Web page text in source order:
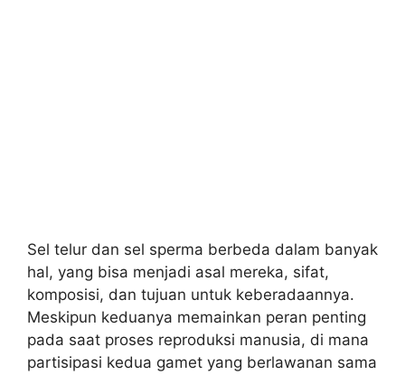
Sel telur dan sel sperma berbeda dalam banyak
hal, yang bisa menjadi asal mereka, sifat,
komposisi, dan tujuan untuk keberadaannya.
Meskipun keduanya memainkan peran penting
pada saat proses reproduksi manusia, di mana
partisipasi kedua gamet yang berlawanan sama